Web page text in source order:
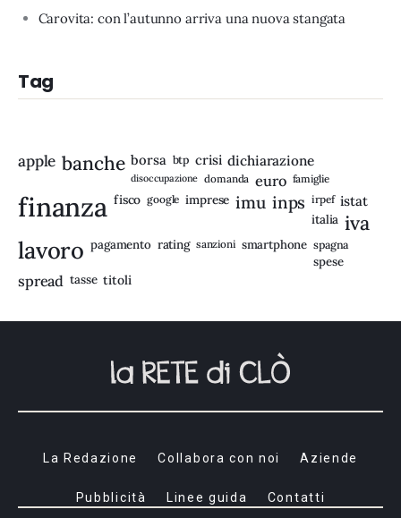
Carovita: con l’autunno arriva una nuova stangata
Tag
apple banche borsa btp crisi dichiarazione
disoccupazione domanda euro famiglie
finanza fisco google imprese imu inps irpef istat
italia iva
lavoro pagamento rating sanzioni smartphone spagna
spese
spread tasse titoli
La Redazione Collabora con noi Aziende
Pubblicità Linee guida Contatti